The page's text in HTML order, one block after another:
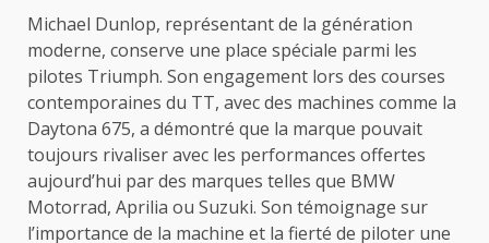
Michael Dunlop, représentant de la génération
moderne, conserve une place spéciale parmi les
pilotes Triumph. Son engagement lors des courses
contemporaines du TT, avec des machines comme la
Daytona 675, a démontré que la marque pouvait
toujours rivaliser avec les performances offertes
aujourd’hui par des marques telles que BMW
Motorrad, Aprilia ou Suzuki. Son témoignage sur
l’importance de la machine et la fierté de piloter une